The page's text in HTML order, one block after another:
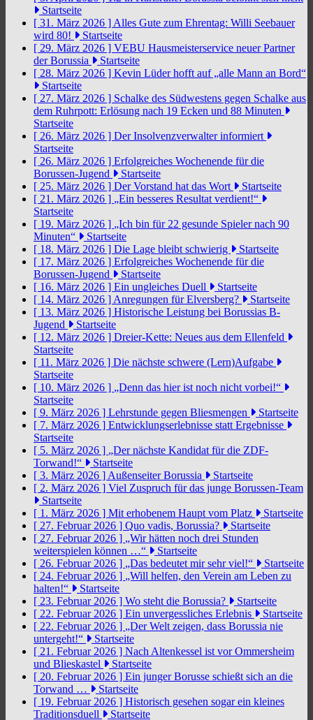
Startseite
[ 31. März 2026 ] Alles Gute zum Ehrentag: Willi Seebauer
wird 80!
Startseite
[ 29. März 2026 ] VEBU Hausmeisterservice neuer Partner
der Borussia
Startseite
[ 28. März 2026 ] Kevin Lüder hofft auf „alle Mann an Bord“
Startseite
[ 27. März 2026 ] Schalke des Südwestens gegen Schalke aus
dem Ruhrpott: Erlösung nach 19 Ecken und 88 Minuten
Startseite
[ 26. März 2026 ] Der Insolvenzverwalter informiert
Startseite
[ 26. März 2026 ] Erfolgreiches Wochenende für die
Borussen-Jugend
Startseite
[ 25. März 2026 ] Der Vorstand hat das Wort
Startseite
[ 21. März 2026 ] „Ein besseres Resultat verdient!“
Startseite
[ 19. März 2026 ] „Ich bin für 22 gesunde Spieler nach 90
Minuten“
Startseite
[ 18. März 2026 ] Die Lage bleibt schwierig
Startseite
[ 17. März 2026 ] Erfolgreiches Wochenende für die
Borussen-Jugend
Startseite
[ 16. März 2026 ] Ein ungleiches Duell
Startseite
[ 14. März 2026 ] Anregungen für Elversberg?
Startseite
[ 13. März 2026 ] Historische Leistung bei Borussias B-
Jugend
Startseite
[ 12. März 2026 ] Dreier-Kette: Neues aus dem Ellenfeld
Startseite
[ 11. März 2026 ] Die nächste schwere (Lern)Aufgabe
Startseite
[ 10. März 2026 ] „Denn das hier ist noch nicht vorbei!“
Startseite
[ 9. März 2026 ] Lehrstunde gegen Bliesmengen
Startseite
[ 7. März 2026 ] Entwicklungserlebnisse statt Ergebnisse
Startseite
[ 5. März 2026 ] „Der nächste Kandidat für die ZDF-
Torwand!“
Startseite
[ 3. März 2026 ] Außenseiter Borussia
Startseite
[ 2. März 2026 ] Viel Zuspruch für das junge Borussen-Team
Startseite
[ 1. März 2026 ] Mit erhobenem Haupt vom Platz
Startseite
[ 27. Februar 2026 ] Quo vadis, Borussia?
Startseite
[ 27. Februar 2026 ] „Wir hätten noch drei Stunden
weiterspielen können …“
Startseite
[ 26. Februar 2026 ] „Das bedeutet mir sehr viel!“
Startseite
[ 24. Februar 2026 ] „Will helfen, den Verein am Leben zu
halten!“
Startseite
[ 23. Februar 2026 ] Wo steht die Borussia?
Startseite
[ 22. Februar 2026 ] Ein unvergessliches Erlebnis
Startseite
[ 22. Februar 2026 ] „Der Welt zeigen, dass Borussia nie
untergeht!“
Startseite
[ 21. Februar 2026 ] Nach Altenkessel ist vor Ommersheim
und Blieskastel
Startseite
[ 20. Februar 2026 ] Ein junger Borusse schießt sich an die
Torwand …
Startseite
[ 19. Februar 2026 ] Historisch gesehen sogar ein kleines
Traditionsduell
Startseite